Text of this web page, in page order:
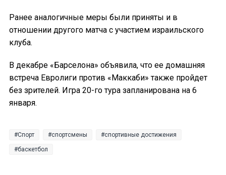
Ранее аналогичные меры были приняты и в
отношении другого матча с участием израильского
клуба.
В декабре «Барселона» объявила, что ее домашняя
встреча Евролиги против «Маккаби» также пройдет
без зрителей. Игра 20-го тура запланирована на 6
января.
Спорт спортсмены спортивные достижения
баскетбол